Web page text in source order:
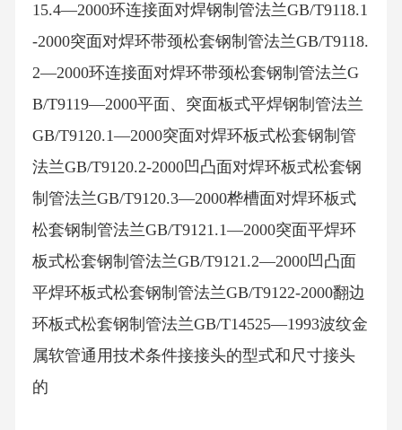
15.4—2000环连接面对焊钢制管法兰GB/T9118.1
-2000突面对焊环带颈松套钢制管法兰GB/T9118.
2—2000环连接面对焊环带颈松套钢制管法兰G
B/T9119—2000平面、突面板式平焊钢制管法兰
GB/T9120.1—2000突面对焊环板式松套钢制管
法兰GB/T9120.2-2000凹凸面对焊环板式松套钢
制管法兰GB/T9120.3—2000桦槽面对焊环板式
松套钢制管法兰GB/T9121.1—2000突面平焊环
板式松套钢制管法兰GB/T9121.2—2000凹凸面
平焊环板式松套钢制管法兰GB/T9122-2000翻边
环板式松套钢制管法兰GB/T14525—1993波纹金
属软管通用技术条件接接头的型式和尺寸接头
的